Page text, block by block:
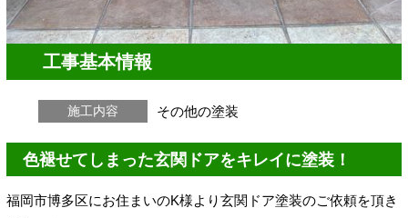
工事基本情報
施工内容 その他の塗装
色褪せてしまった玄関ドアをキレイに塗装！
福岡市博多区にお住まいのK様より玄関ドア塗装のご依頼を頂き